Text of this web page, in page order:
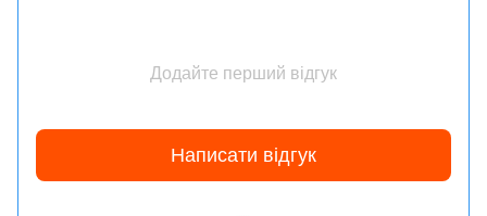
Додайте перший відгук
Написати відгук